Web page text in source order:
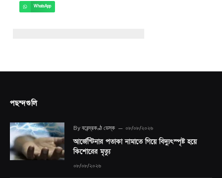
WhatsApp
পছন্দগুলি
By বরেন্দ্রকণ্ঠ ডেস্ক ০৮/০৮/২০২৬
আর্জেন্টিনার পতাকা নামাতে গিয়ে বিদ্যুৎস্পৃষ্ট হয়ে
কিশোরের মৃত্যু
০৮/০৮/২০২৬